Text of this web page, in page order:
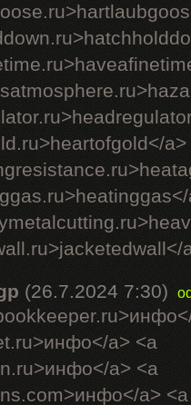
a>
(26.7.2024 7:30)
a> <a
a> <a
a> <a